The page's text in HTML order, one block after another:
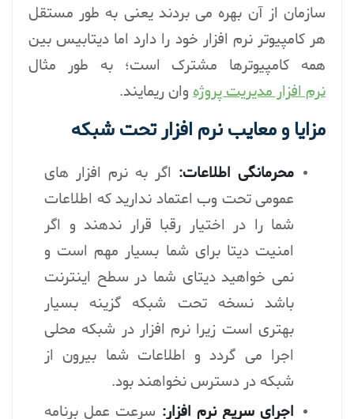
سازمان از آن بهره می بردند یعنی به طور مستقل
هر کامپیوتر نرم افزار خود را دارد اما دیتابیس بین
همه کامپیوترها مشترک است؛ به طور مثال
نرم افزار مدیریت پروژهوان ریمایند.
مزایا و معایب نرم افزار تحت شبکه
محرمانگی اطلاعات: اگر به نرم افزار های
عمومی تحت وب اعتماد ندارید که اطلاعات
شما را در اختیار رقبا قرار ندهند و اگر
امنیت دیتا برای شما بسیار مهم است و
نمی خواهید دیتای شما در سطح اینترنت
باشد نسخه تحت شبکه گزینه بسیار
بهتری است زیرا نرم افزار در شبکه محلی
اجرا می گردد و اطلاعات شما بیرون از
شبکه در دسترس نخواهند بود.
اجرای سریع نرم افزار: سرعت عمل برنامه